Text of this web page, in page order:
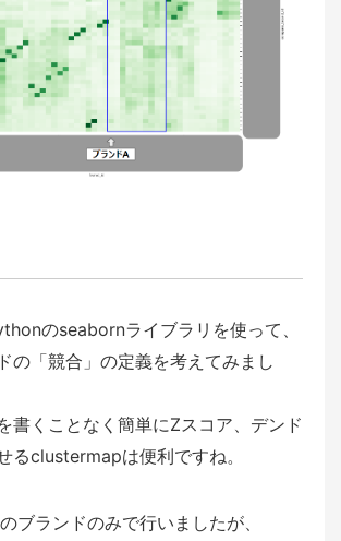
のseabornライブラリを使って、
の「競合」の定義を考えてみまし
書くことなく簡単にZスコア、デンド
るclustermapは便利ですね。
ブランドのみで行いましたが、